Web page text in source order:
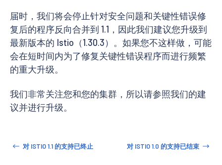
届时，我们将会停止针对安全问题和关键性错误修
复后的程序反向合并到 1.1，因此我们建议您升级到
最新版本的 Istio（1.30.3）。如果您不这样做，可能
会在短时间内为了修复关键性错误程序而进行频繁
的重大升级。
我们非常关注您和您的集群，所以请参照我们的建
议并进行升级。
对 ISTIO 1.1 的支持已终止 对 ISTIO 1.0 的支持已结束